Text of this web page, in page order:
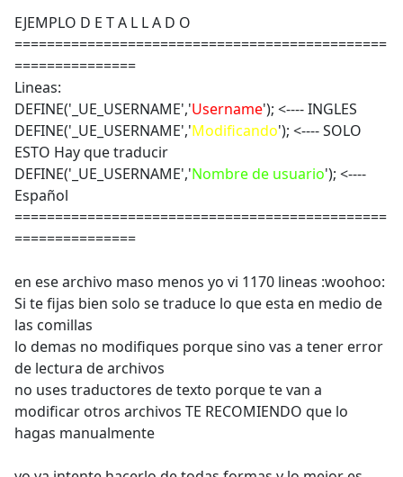
EJEMPLO D E T A L L A D O
==============================================
===============
Lineas:
DEFINE('_UE_USERNAME','Username'); <---- INGLES
DEFINE('_UE_USERNAME','Modificando'); <---- SOLO
ESTO Hay que traducir
DEFINE('_UE_USERNAME','Nombre de usuario'); <----
Español
==============================================
===============
en ese archivo maso menos yo vi 1170 lineas :woohoo:
Si te fijas bien solo se traduce lo que esta en medio de
las comillas
lo demas no modifiques porque sino vas a tener error
de lectura de archivos
no uses traductores de texto porque te van a
modificar otros archivos TE RECOMIENDO que lo
hagas manualmente